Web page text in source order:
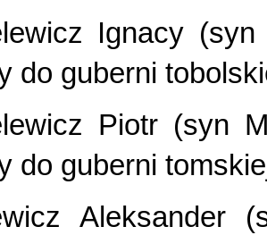
Ignacy
do guberni
Piotr (syn
do guberni
Aleksander